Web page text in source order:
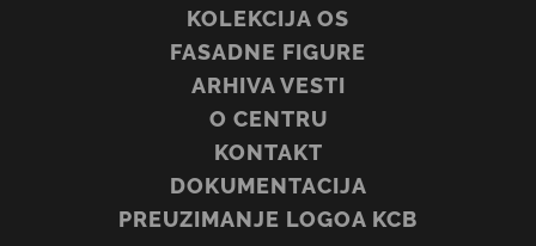
KOLEKCIJA OS
FASADNE FIGURE
ARHIVA VESTI
O CENTRU
KONTAKT
DOKUMENTACIJA
PREUZIMANJE LOGOA KCB